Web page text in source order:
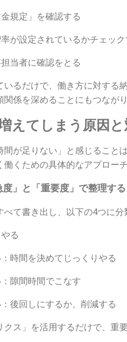
規定」を確認する
が設定されているかチェック
当者に確認をとる
るだけで、働き方に対する
係を深めることにもつながり
えてしまう原因と
間が足りない」と感じるこ
くための具体的なアプロー
」と「重要度」で整理する
て書き出し、以下の4つに分
る
時間を決めてじっくりやる
隙間時間でこなす
後回しにするか、削減する
ス」を活用するだけで、重